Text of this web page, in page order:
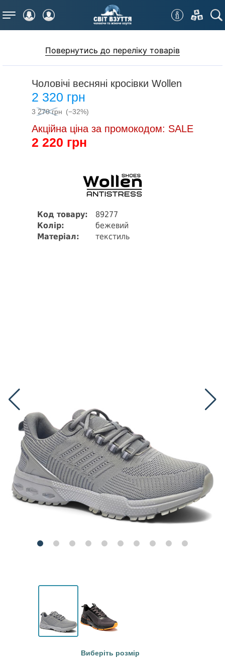
Меню
Повернутись до переліку товарів
Чоловічі весняні кросівки Wollen
2 320 грн
3 270 грн (−32%)
Акційна ціна за промокодом: SALE
2 220 грн
Код товару:
89277
Колір:
бежевий
Матеріал:
текстиль
Виберіть розмір